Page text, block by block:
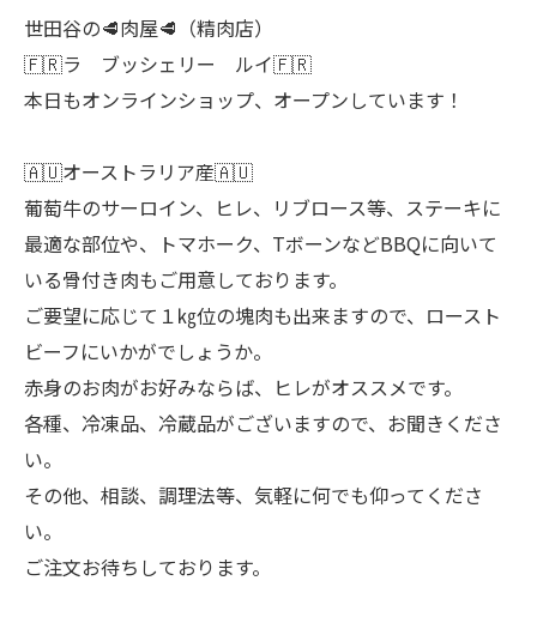
世田谷の🥩肉屋🥩（精肉店）
🇫🇷ラ ブッシェリー ルイ🇫🇷
本日もオンラインショップ、オープンしています！
🇦🇺オーストラリア産🇦🇺
葡萄牛のサーロイン、ヒレ、リブロース等、ステーキに
最適な部位や、トマホーク、TボーンなどBBQに向いて
いる骨付き肉もご用意しております。
ご要望に応じて１㎏位の塊肉も出来ますので、ロースト
ビーフにいかがでしょうか。
赤身のお肉がお好みならば、ヒレがオススメです。
各種、冷凍品、冷蔵品がございますので、お聞きくださ
い。
その他、相談、調理法等、気軽に何でも仰ってくださ
い。
ご注文お待ちしております。